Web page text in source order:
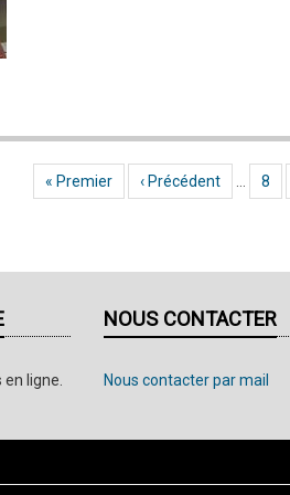
Première page
« Premier Page précédente
‹ Précédent Page
8
ligne.
NOUS CONTACTER
Nous contacter par mail